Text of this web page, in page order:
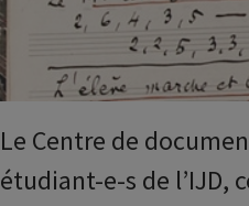
Le Centre de
étudiant-e-s de l’IJD,